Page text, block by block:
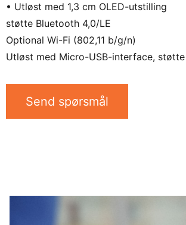
• Utløst med 1,3 cm OLED-utstilling
støtte Bluetooth 4,0/LE
Optional Wi-Fi (802,11 b/g/n)
Utløst med Micro-USB-interface,
Send spørsmål